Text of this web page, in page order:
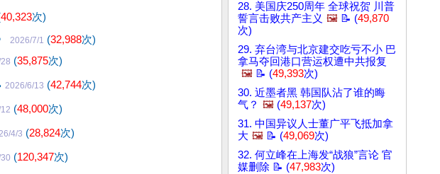
40,323次)
2026/7/1 (32,988次)
(35,875次)
2026/6/13 (42,744次)
(48,000次)
4/3 (28,824次)
(120,347次)
28. 美国庆250周年 全球祝贺 川普
誓言击败共产主义 🖼️ 📝 (49,870
次)
29. 弃台湾与北京建交吃亏不小 巴
拿马夺回港口营运权遭中共报复
🖼️ 📝 (49,393次)
30. 近墨者黑 韩国队沾了谁的晦
气？ 🖼️ (49,137次)
31. 中国异议人士董广平飞抵加拿
大 🖼️ 📝 (49,069次)
32. 何立峰在上海发“战狼”言论 官
媒删除 📝 (47,983次)